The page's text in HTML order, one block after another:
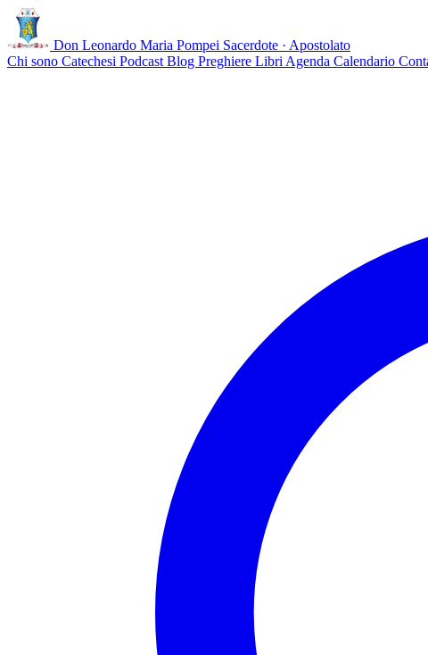
Don Leonardo Maria Pompei Sacerdote · Apostolato
Chi sono Catechesi Podcast Blog Preghiere Libri Agenda Calendario